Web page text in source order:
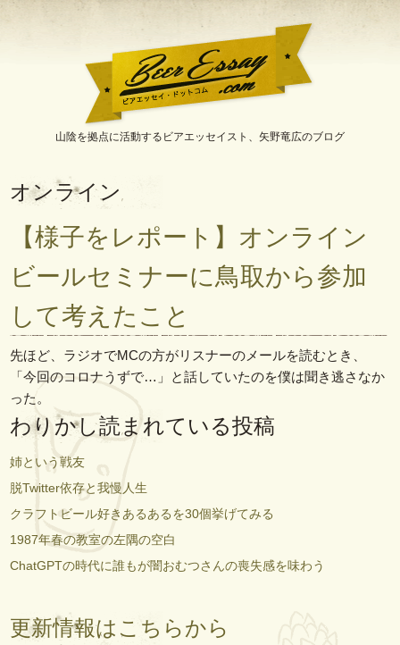
BeerEssay.com[ビアエ
ッセイ・ドットコム]
山陰を拠点に活動するビアエッセイスト、矢野竜広のブログ
オンライン
【様子をレポート】オンライン
ビールセミナーに鳥取から参加
して考えたこと
先ほど、ラジオでMCの方がリスナーのメールを読むとき、
「今回のコロナうずで…」と話していたのを僕は聞き逃さなか
った。
わりかし読まれている投稿
姉という戦友
脱Twitter依存と我慢人生
クラフトビール好きあるあるを30個挙げてみる
1987年春の教室の左隅の空白
ChatGPTの時代に誰もが闇おむつさんの喪失感を味わう
更新情報はこちらから